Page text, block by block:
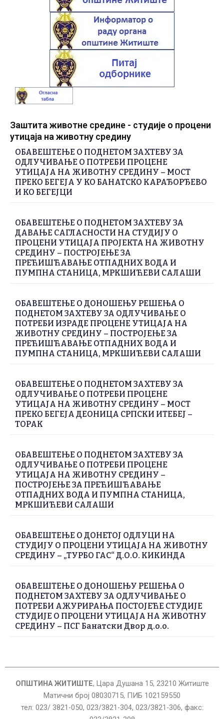
Заштита животне средине - студије о процени
утицаја на животну средину
ОБАВЕШТЕЊЕ О ПОДНЕТОМ ЗАХТЕВУ ЗА
ОДЛУЧИВАЊЕ О ПОТРЕБИ ПРОЦЕНЕ
УТИЦАЈА НА ЖИВОТНУ СРЕДИНУ – МОСТ
ПРЕКО БЕГЕЈА У КО БАНАТСКО КАРАЂОРЂЕВО
И КО БЕГЕЈЦИ
ОБАВЕШТЕЊЕ О ПОДНЕТОМ ЗАХТЕВУ ЗА
ДАВАЊЕ САГЛАСНОСТИ НА СТУДИЈУ О
ПРОЦЕНИ УТИЦАЈА ПРОЈЕКТА НА ЖИВОТНУ
СРЕДИНУ – ПОСТРОЈЕЊЕ ЗА
ПРЕЋИШЋАВАЊЕ ОТПАДНИХ ВОДА И
ПУМПНА СТАНИЦА, МРКШИЋЕВИ САЛАШИ
ОБАВЕШТЕЊЕ О ДОНОШЕЊУ РЕШЕЊА О
ПОДНЕТОМ ЗАХТЕВУ ЗА ОДЛУЧИВАЊЕ О
ПОТРЕБИ ИЗРАДЕ ПРОЦЕНЕ УТИЦАЈА НА
ЖИВОТНУ СРЕДИНУ – ПОСТРОЈЕЊЕ ЗА
ПРЕЋИШЋАВАЊЕ ОТПАДНИХ ВОДА И
ПУМПНА СТАНИЦА, МРКШИЋЕВИ САЛАШИ
ОБАВЕШТЕЊЕ О ПОДНЕТОМ ЗАХТЕВУ ЗА
ОДЛУЧИВАЊЕ О ПОТРЕБИ ПРОЦЕНЕ
УТИЦАЈА НА ЖИВОТНУ СРЕДИНУ – МОСТ
ПРЕКО БЕГЕЈА ДЕОНИЦА СРПСКИ ИТЕБЕЈ –
ТОРАК
ОБАВЕШТЕЊЕ О ПОДНЕТОМ ЗАХТЕВУ ЗА
ОДЛУЧИВАЊЕ О ПОТРЕБИ ПРОЦЕНЕ
УТИЦАЈА НА ЖИВОТНУ СРЕДИНУ –
ПОСТРОЈЕЊЕ ЗА ПРЕЋИШЋАВАЊЕ
ОТПАДНИХ ВОДА И ПУМПНА СТАНИЦА,
МРКШИЋЕВИ САЛАШИ
ОБАВЕШТЕЊЕ О ДОНЕТОЈ ОДЛУЦИ НА
СТУДИЈУ О ПРОЦЕНИ УТИЦАЈА НА ЖИВОТНУ
СРЕДИНУ – „ТУРБО ГАС“ Д.О.О. КИКИНДА
ОБАВЕШТЕЊЕ О ДОНОШЕЊУ РЕШЕЊА О
ПОДНЕТОМ ЗАХТЕВУ ЗА ОДЛУЧИВАЊЕ О
ПОТРЕБИ АЖУРИРАЊА ПОСТОЈЕЋЕ СТУДИЈЕ
СТУДИЈЕ О ПРОЦЕНИ УТИЦАЈА НА ЖИВОТНУ
СРЕДИНУ – ПСГ Банатски Двор д.о.о.
ОПШТИНА ЖИТИШТЕ, Цара Душана 15, 23210 Житиште
Матични број 08030715, ПИБ 102159550
тел: 023/ 3821-050, 023/3821-304, 023/3821-306, факс: